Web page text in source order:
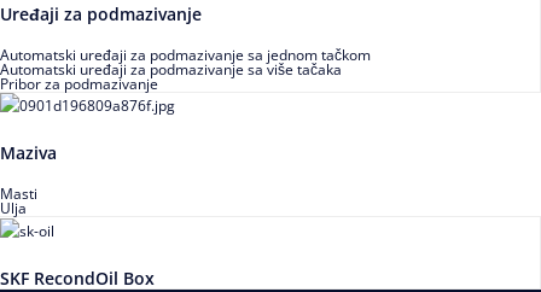
Uređaji za podmazivanje
Automatski uređaji za podmazivanje sa jednom tačkom
Automatski uređaji za podmazivanje sa više tačaka
Pribor za podmazivanje
Maziva
Masti
Ulja
SKF RecondOil Box